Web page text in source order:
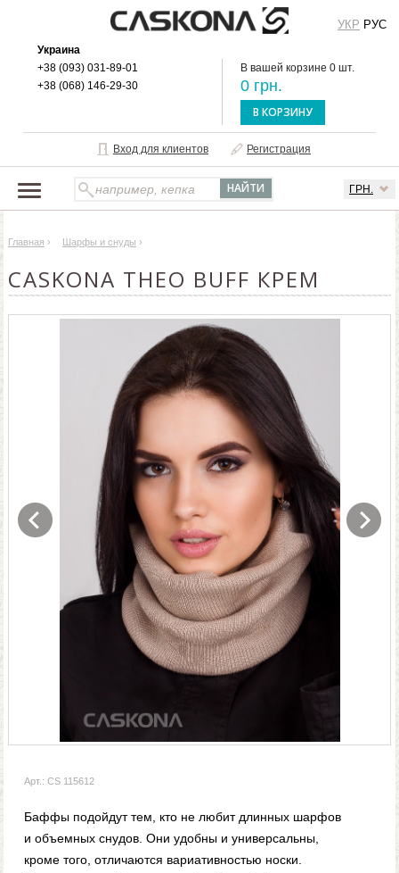
Украина
+38 (093) 031-89-01
+38 (068) 146-29-30
В вашей корзине 0 шт.
0 грн.
В КОРЗИНУ
Вход для клиентов Регистрация
ГРН.
УКР РУС
О БРЕНДЕ
ДОСТАВКА И ОПЛАТА
Главная › Шарфы и снуды ›
CASKONA THEO BUFF КРЕМ
Арт.: CS 115612
Баффы подойдут тем, кто не любит длинных шарфов
и объемных снудов. Они удобны и универсальны,
кроме того, отличаются вариативностью носки.